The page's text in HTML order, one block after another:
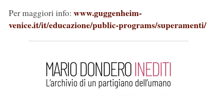
Per maggiori info: www.guggenheim-
venice.it/it/educazione/public-programs/superamenti/